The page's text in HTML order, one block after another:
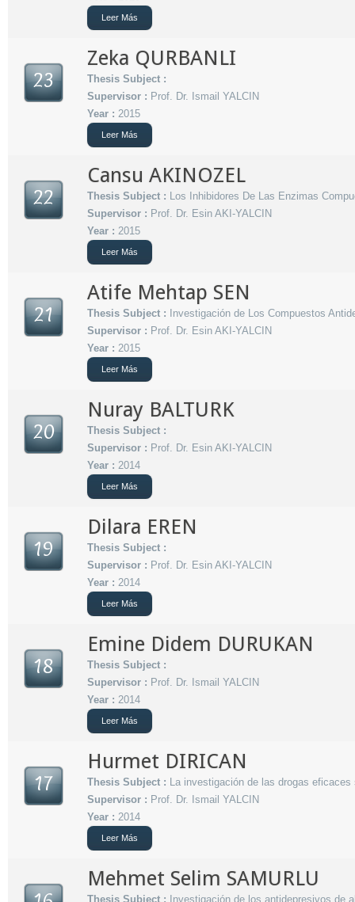
Leer Más
23
Zeka QURBANLI
Thesis Subject :
Supervisor : Prof. Dr. Ismail YALCIN
Year : 2015
Leer Más
22
Cansu AKINOZEL
Thesis Subject : Los Inhibidores De Las Enzimas
Supervisor : Prof. Dr. Esin AKI-YALCIN
Year : 2015
Leer Más
21
Atife Mehtap SEN
Thesis Subject :
Investigación de Los Compuestos
Supervisor : Prof. Dr. Esin AKI-YALCIN
Year : 2015
Leer Más
20
Nuray BALTURK
Thesis Subject :
Supervisor : Prof. Dr. Esin AKI-YALCIN
Year : 2014
Leer Más
19
Dilara EREN
Thesis Subject :
Supervisor : Prof. Dr. Esin AKI-YALCIN
Year : 2014
Leer Más
18
Emine Didem DURUKAN
Thesis Subject :
Supervisor : Prof. Dr. Ismail YALCIN
Year : 2014
Leer Más
17
Hurmet DIRICAN
Thesis Subject : La investigación de las drogas
Supervisor : Prof. Dr. Ismail YALCIN
Year : 2014
Leer Más
Mehmet Selim SAMURLU
Thesis Subject : Investigación de los antidepresivos de